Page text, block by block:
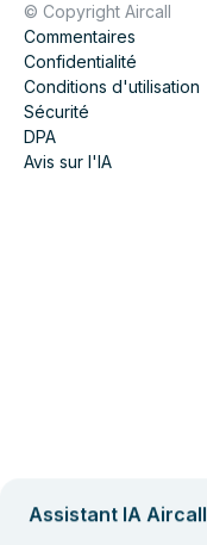
© Copyright Aircall
Commentaires
Confidentialité
Conditions d'utilisation
Sécurité
DPA
Avis sur l'IA
Assistant IA Aircall